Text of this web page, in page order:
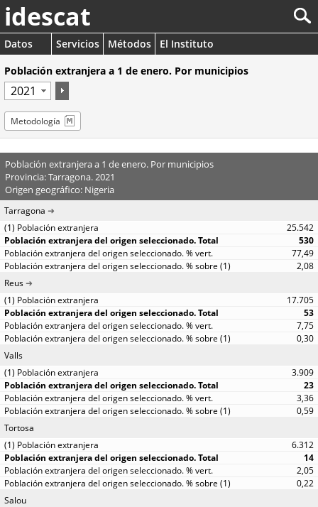
idescat
Datos Servicios Métodos
El Instituto
Población extranjera a 1 de enero. Por municipios
Metodología
Población extranjera a 1 de enero. Por municipios
Provincia: Tarragona. 2021
Origen geográfico: Nigeria
Tarragona
25.542
530
77,49
2,08
Reus
17.705
53
7,75
0,30
Valls
3.909
23
3,36
0,59
Tortosa
6.312
14
2,05
0,22
Salou